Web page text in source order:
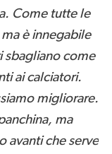
Come tutte le
è innegabile
sbagliano come
ai calciatori.
migliorare.
ma
avanti che serve